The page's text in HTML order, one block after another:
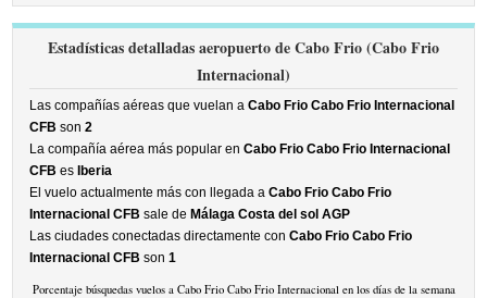
Estadísticas detalladas aeropuerto de Cabo Frio (Cabo Frio
Internacional)
Las compañías aéreas que vuelan aCabo Frio Cabo Frio Internacional
CFB son2
La compañía aérea más popular enCabo Frio Cabo Frio Internacional
CFB es Iberia
El vuelo actualmente más con llegada aCabo Frio Cabo Frio
Internacional CFB sale de Málaga Costa del sol AGP
Las ciudades conectadas directamente conCabo Frio Cabo Frio
Internacional CFB son1
Porcentaje búsquedas vuelos a Cabo Frio Cabo Frio Internacional en los días de la semana